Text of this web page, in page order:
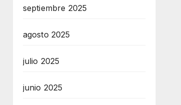
septiembre 2025
agosto 2025
julio 2025
junio 2025